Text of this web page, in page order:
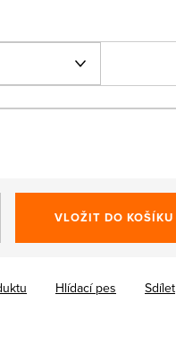
VLOŽIT DO KOŠÍKU
Hlídací pes Sdílet